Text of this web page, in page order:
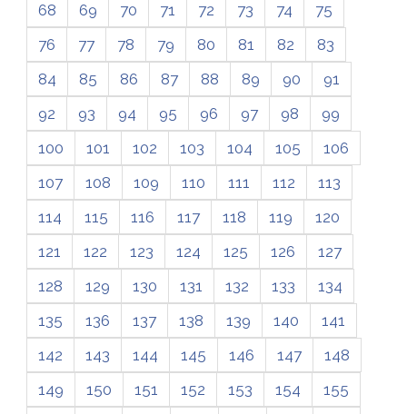
68
69 70 71 72 73 74
75
76
77 78 79 80 81 82
83
84
85 86 87 88 89 90
91
92
93 94 95 96 97 98
99
100
101 102 103 104 105
106
107
108 109 110 111 112
113
114
115 116 117 118 119
120
121
122 123 124 125 126
127
128
129 130 131 132 133
134
135
136 137 138 139 140
141
142
143 144 145 146 147
148
149
150 151 152 153 154
155